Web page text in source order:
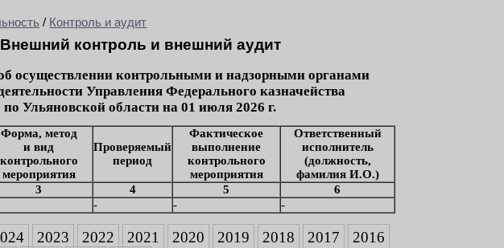
/ Контроль и аудит
Внешний контроль и внешний аудит
осуществлении контрольными и надзорными органами
Управления Федерального казначейства
по Ульяновской области на 01 июля 2026 г.
Форма, метод
и вид
контрольного
мероприятия
Проверяемый
период
Фактическое
выполнение
контрольного
мероприятия
Ответственный
исполнитель
(должность,
фамилия И.О.)
3 4 5
6
- - -
2023 2022 2021 2020 2019 2018 2017
2016